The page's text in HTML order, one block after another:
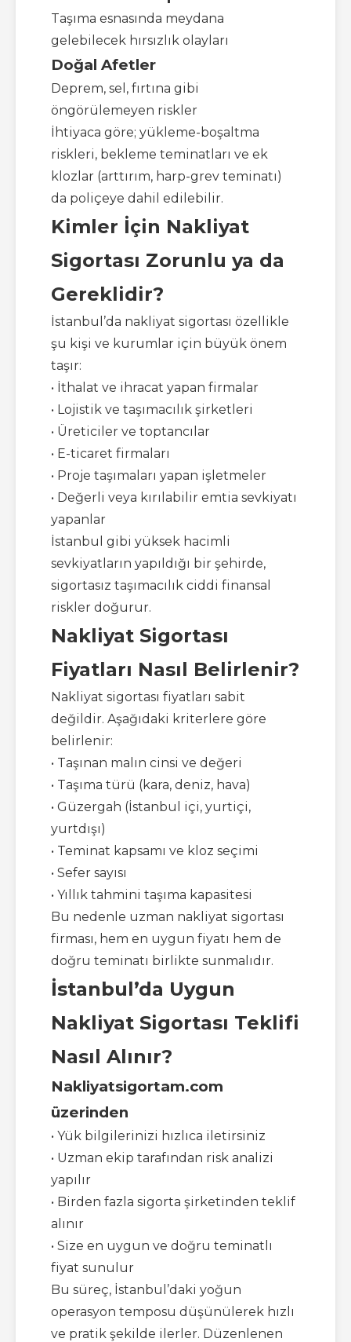
Taşıma esnasında meydana
gelebilecek hırsızlık olayları
Doğal Afetler
Deprem, sel, fırtına gibi
öngörülemeyen riskler
İhtiyaca göre; yükleme-boşaltma
riskleri, bekleme teminatları ve ek
klozlar (arttırım, harp-grev teminatı)
da poliçeye dahil edilebilir.
Kimler İçin Nakliyat
Sigortası Zorunlu ya da
Gereklidir?
İstanbul’da nakliyat sigortası özellikle
şu kişi ve kurumlar için büyük önem
taşır:
• İthalat ve ihracat yapan firmalar
• Lojistik ve taşımacılık şirketleri
• Üreticiler ve toptancılar
• E-ticaret firmaları
• Proje taşımaları yapan işletmeler
• Değerli veya kırılabilir emtia sevkiyatı
yapanlar
İstanbul gibi yüksek hacimli
sevkiyatların yapıldığı bir şehirde,
sigortasız taşımacılık ciddi finansal
riskler doğurur.
Nakliyat Sigortası
Fiyatları Nasıl Belirlenir?
Nakliyat sigortası fiyatları sabit
değildir. Aşağıdaki kriterlere göre
belirlenir:
• Taşınan malın cinsi ve değeri
• Taşıma türü (kara, deniz, hava)
• Güzergah (İstanbul içi, yurtiçi,
yurtdışı)
• Teminat kapsamı ve kloz seçimi
• Sefer sayısı
• Yıllık tahmini taşıma kapasitesi
Bu nedenle uzman nakliyat sigortası
firması, hem en uygun fiyatı hem de
doğru teminatı birlikte sunmalıdır.
İstanbul’da Uygun
Nakliyat Sigortası Teklifi
Nasıl Alınır?
Nakliyatsigortam.com
üzerinden
• Yük bilgilerinizi hızlıca iletirsiniz
• Uzman ekip tarafından risk analizi
yapılır
• Birden fazla sigorta şirketinden teklif
alınır
• Size en uygun ve doğru teminatlı
fiyat sunulur
Bu süreç, İstanbul’daki yoğun
operasyon temposu düşünülerek hızlı
ve pratik şekilde ilerler. Düzenlenen